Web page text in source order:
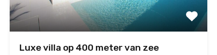
Luxe villa op 400 meter van zee